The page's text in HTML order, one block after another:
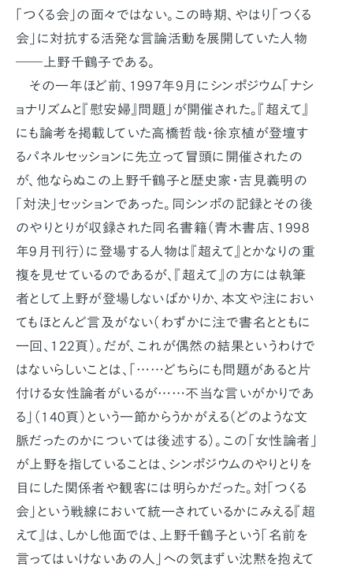
「つくる会」の面々ではない。この時期、やはり「つくる
会」に対抗する活発な言論活動を展開していた人物
――上野千鶴子である。
その一年ほど前、1997年9月にシンポジウム「ナシ
ョナリズムと『慰安婦』問題」が開催された。『超えて』
にも論考を掲載していた高橋哲哉・徐京植が登壇す
るパネルセッションに先立って冒頭に開催されたの
が、他ならぬこの上野千鶴子と歴史家・吉見義明の
「対決」セッションであった。同シンポの記録とその後
のやりとりが収録された同名書籍（青木書店、1998
年9月刊行）に登場する人物は『超えて』とかなりの重
複を見せているのであるが、『超えて』の方には執筆
者として上野が登場しないばかりか、本文や注におい
てもほとんど言及がない（わずかに注で書名とともに
一回、122頁）。だが、これが偶然の結果というわけで
はないらしいことは、「……どちらにも問題があると片
付ける女性論者がいるが……不当な言いがかりであ
る」（140頁）という一節からうかがえる（どのような文
脈だったのかについては後述する）。この「女性論者」
が上野を指していることは、シンポジウムのやりとりを
目にした関係者や観客には明らかだった。対「つくる
会」という戦線において統一されているかにみえる『超
えて』は、しかし他面では、上野千鶴子という「名前を
言ってはいけないあの人」への気まずい沈黙を抱えて